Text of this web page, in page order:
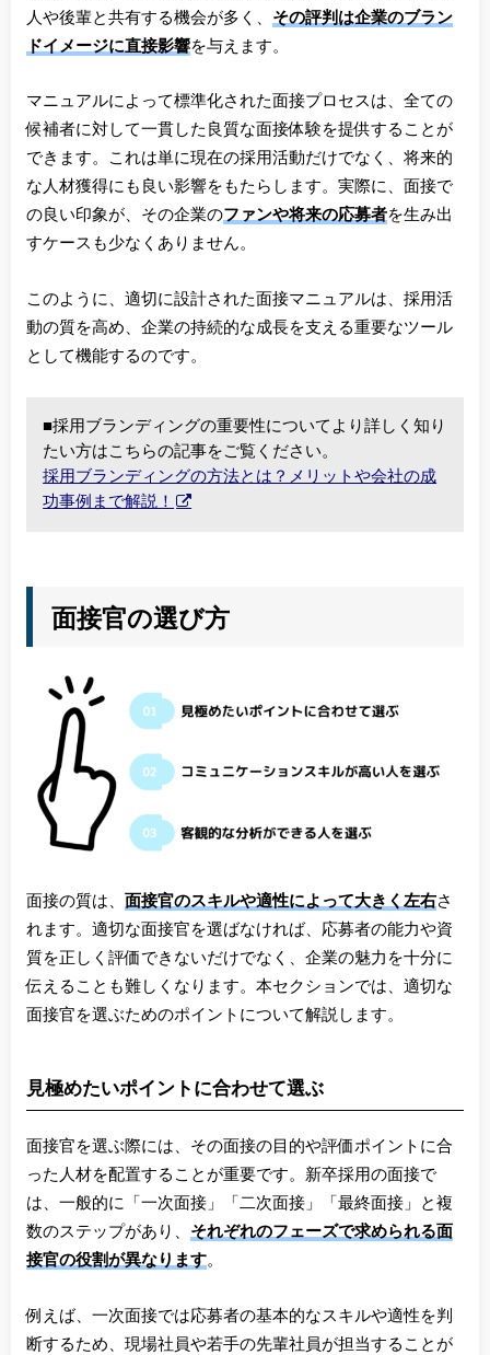
人や後輩と共有する機会が多く、 その評判は企業のブラン
ドイメージに直接影響を与えます。
マニュアルによって標準化された面接プロセスは、全ての
候補者に対して一貫した良質な面接体験を提供することが
できます。これは単に現在の採用活動だけでなく、将来的
な人材獲得にも良い影響をもたらします。実際に、面接で
の良い印象が、その企業のファンや将来の応募者を生み出
すケースも少なくありません。
このように、適切に設計された面接マニュアルは、採用活
動の質を高め、企業の持続的な成長を支える重要なツール
として機能するのです。
■採用ブランディングの重要性についてより詳しく知り
たい方はこちらの記事をご覧ください。
採用ブランディングの方法とは？メリットや会社の成
功事例まで解説！
面接官の選び方
面接の質は、 面接官のスキルや適性によって大きく左右さ
れます。適切な面接官を選ばなければ、応募者の能力や資
質を正しく評価できないだけでなく、企業の魅力を十分に
伝えることも難しくなります。本セクションでは、適切な
面接官を選ぶためのポイントについて解説します。
見極めたいポイントに合わせて選ぶ
面接官を選ぶ際には、その面接の目的や評価ポイントに合
った人材を配置することが重要です。新卒採用の面接で
は、一般的に「一次面接」「二次面接」「最終面接」と複
数のステップがあり、 それぞれのフェーズで求められる面
接官の役割が異なります。
例えば、一次面接では応募者の基本的なスキルや適性を判
断するため、現場社員や若手の先輩社員が担当することが